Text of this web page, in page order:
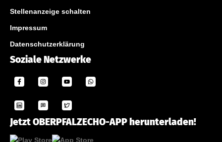
Stellenanzeige schalten
Impressum
Datenschutzerklärung
Soziale Netzwerke
Jetzt OBERPFALZECHO-APP herunterladen!